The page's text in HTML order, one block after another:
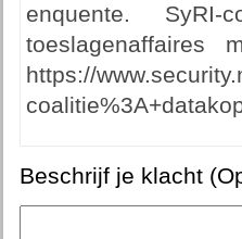
enquente.
toeslagenaffaires
https://
Beschrijf je klacht